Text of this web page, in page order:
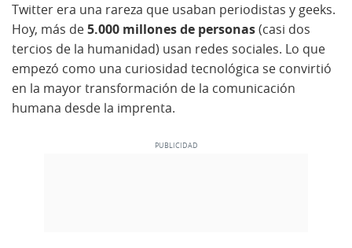
Twitter era una rareza que usaban periodistas y geeks.
Hoy, más de5.000 millones de personas(casi dos
tercios de la humanidad) usan redes sociales. Lo que
empezó como una curiosidad tecnológica se convirtió
en la mayor transformación de la comunicación
humana desde la imprenta.